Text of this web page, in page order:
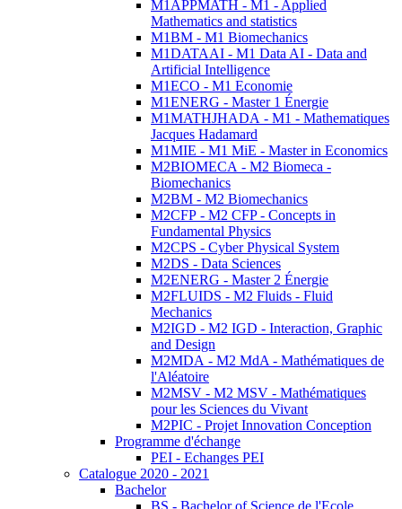
M1APPMATH - M1 - Applied
Mathematics and statistics
M1BM - M1 Biomechanics
M1DATAAI - M1 Data AI - Data and
Artificial Intelligence
M1ECO - M1 Economie
M1ENERG - Master 1 Énergie
M1MATHJHADA - M1 - Mathematiques
Jacques Hadamard
M1MIE - M1 MiE - Master in Economics
M2BIOMECA - M2 Biomeca -
Biomechanics
M2BM - M2 Biomechanics
M2CFP - M2 CFP - Concepts in
Fundamental Physics
M2CPS - Cyber Physical System
M2DS - Data Sciences
M2ENERG - Master 2 Énergie
M2FLUIDS - M2 Fluids - Fluid
Mechanics
M2IGD - M2 IGD - Interaction, Graphic
and Design
M2MDA - M2 MdA - Mathématiques de
l'Aléatoire
M2MSV - M2 MSV - Mathématiques
pour les Sciences du Vivant
M2PIC - Projet Innovation Conception
Programme d'échange
PEI - Echanges PEI
Catalogue 2020 - 2021
Bachelor
BS - Bachelor of Science de l'Ecole